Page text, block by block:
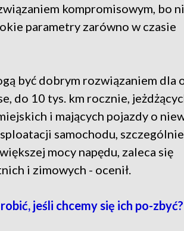
kompromisowym, bo
parametry zarówno w czasie
być dobrym rozwiązaniem dla
do 10 tys. km rocznie,
i mających pojazdy o
samochodu,
mocy napędu, zaleca się
i zimowych - ocenił.
jeśli chcemy się ich po-zbyć?